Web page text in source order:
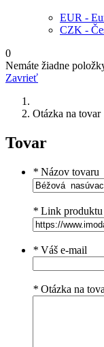
EUR -
CZK -
0
Nemáte žiadne
Zavrieť
Otázka na tovar
Tovar
* Názov tovaru
* Link produktu
* Váš e-mail
* Otázka na